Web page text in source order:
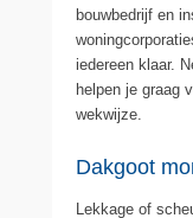
bouwbedrijf en
iedereen klaar.
helpen je graag
wekwijze.
Dakgoot
Lekkage of